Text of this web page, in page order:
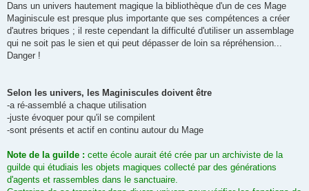
Dans un univers hautement magique la bibliothèque d'un de ces Mage
Maginiscule est presque plus importante que ses compétences a créer
d'autres briques ; il reste cependant la difficulté d'utiliser un assemblage
qui ne soit pas le sien et qui peut dépasser de loin sa répréhension...
Danger !
Selon les univers, les Maginiscules doivent être
-a ré-assemblé a chaque utilisation
-juste évoquer pour qu'il se compilent
-sont présents et actif en continu autour du Mage
Note de la guilde : cette école aurait été crée par un archiviste de la
guilde qui étudiais les objets magiques collecté par des générations
d'agents et rassembles dans le sanctuaire.